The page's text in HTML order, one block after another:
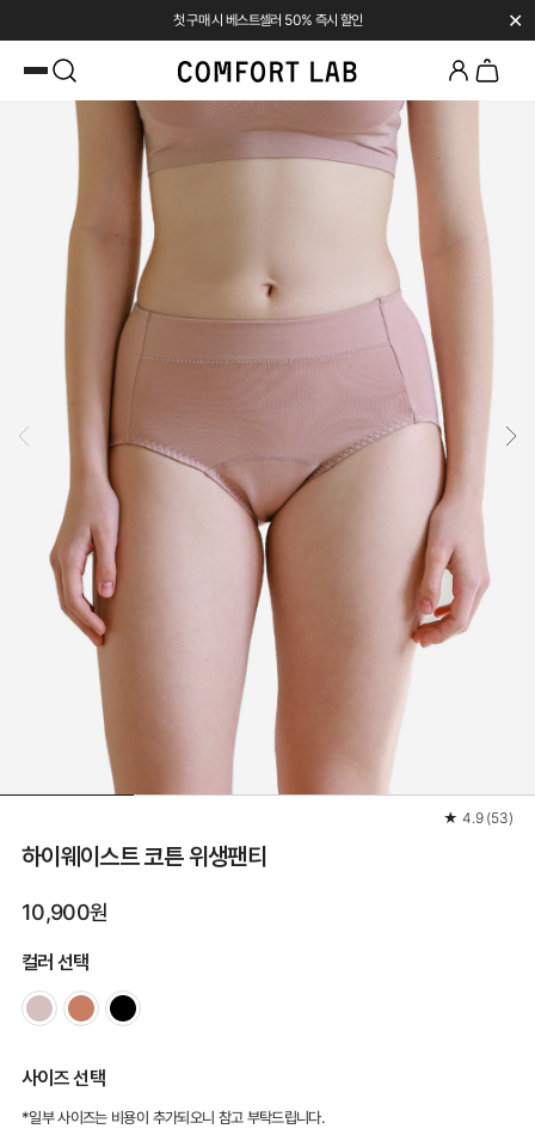
첫 구매 시 베스트셀러 50% 즉시 할인 ✕
★ 4.9 (53)
하이웨이스트 코튼 위생팬티
10,900원
컬러 선택
사이즈 선택
*일부 사이즈는 비용이 추가되오니 참고 부탁드립니다.